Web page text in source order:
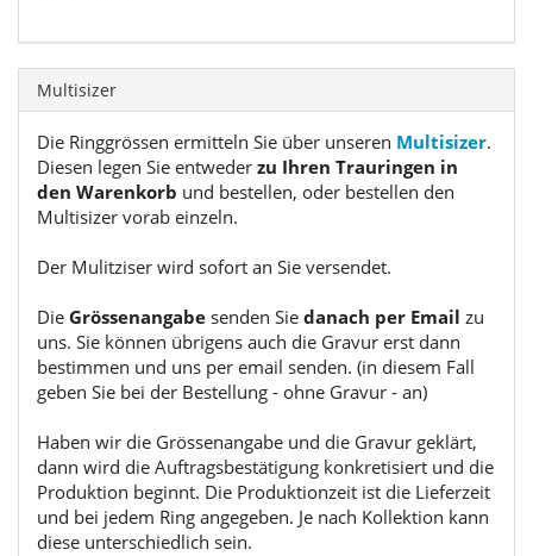
Multisizer
Die Ringgrössen ermitteln Sie über unseren Multisizer.
Diesen legen Sie entweder zu Ihren Trauringen in
den Warenkorb und bestellen, oder bestellen den
Multisizer vorab einzeln.
Der Mulitziser wird sofort an Sie versendet.
Die Grössenangabe senden Sie danach per Email zu
uns. Sie können übrigens auch die Gravur erst dann
bestimmen und uns per email senden. (in diesem Fall
geben Sie bei der Bestellung - ohne Gravur - an)
Haben wir die Grössenangabe und die Gravur geklärt,
dann wird die Auftragsbestätigung konkretisiert und die
Produktion beginnt. Die Produktionzeit ist die Lieferzeit
und bei jedem Ring angegeben. Je nach Kollektion kann
diese unterschiedlich sein.